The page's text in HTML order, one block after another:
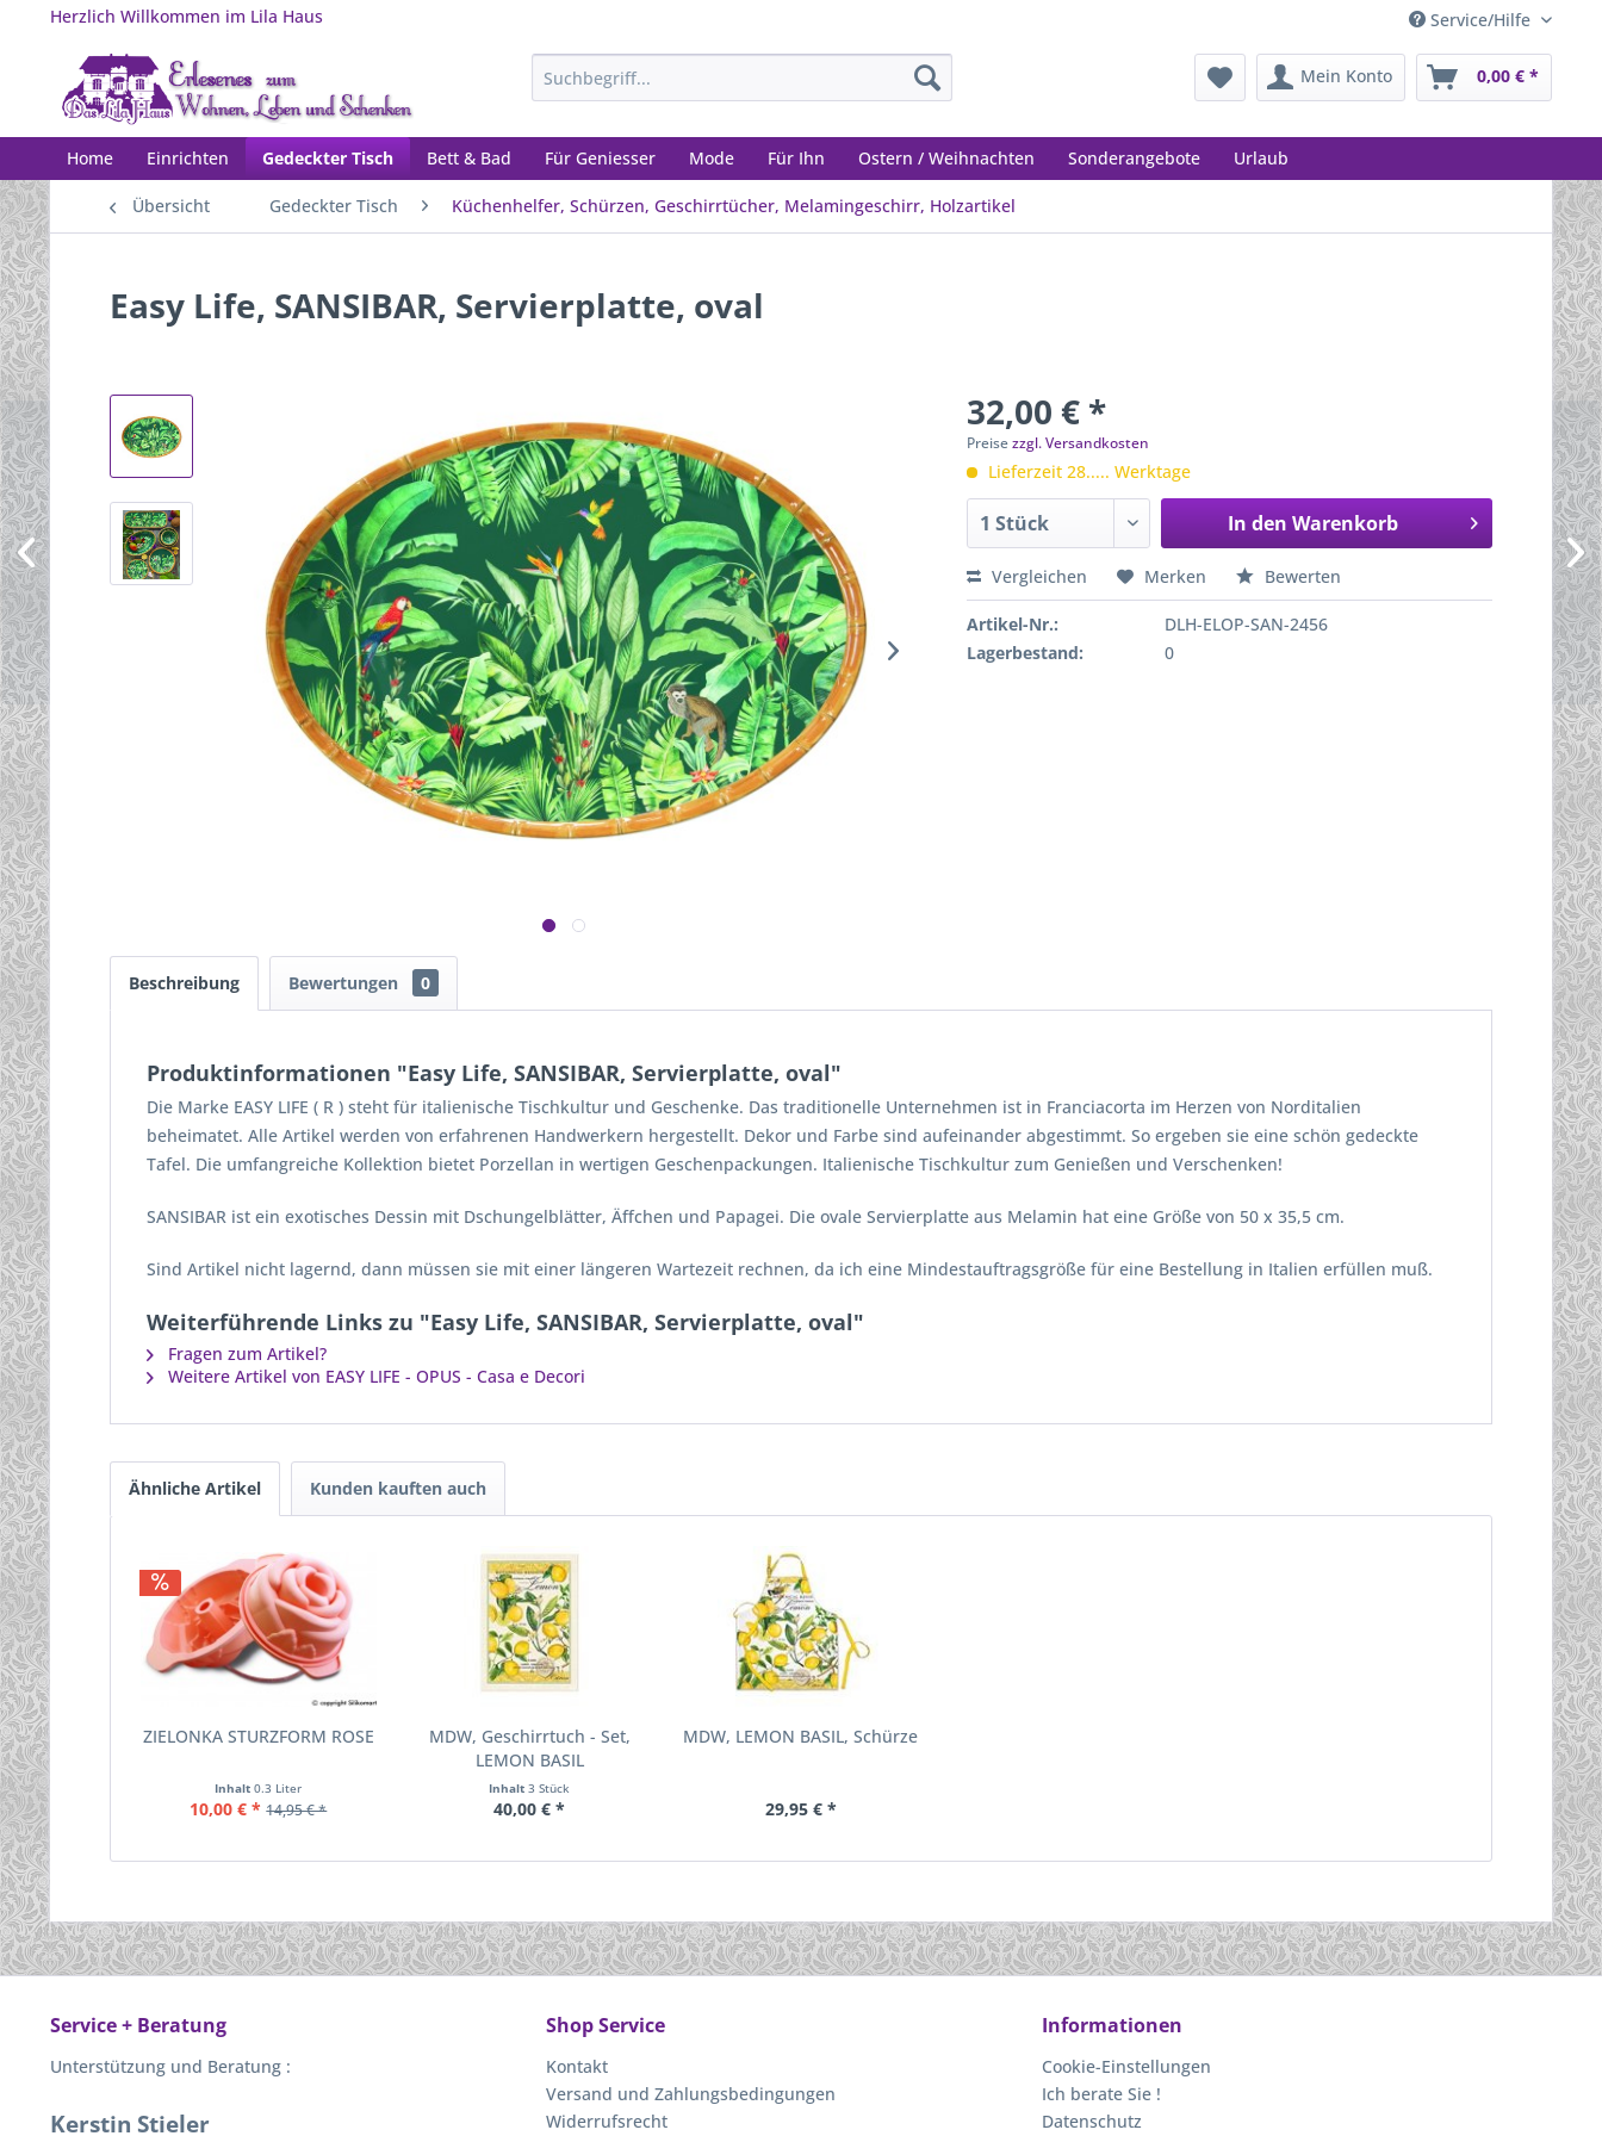
Herzlich Willkommen im Lila Haus Service/Hilfe
Mein Konto 0,00 € *
Home Einrichten Gedeckter Tisch Bett & Bad Für Geniesser Mode Für Ihn Ostern / Weihnachten Sonderangebote Urlaub
Übersicht Gedeckter Tisch Küchenhelfer, Schürzen, Geschirrtücher, Melamingeschirr, Holzartikel
Easy Life, SANSIBAR, Servierplatte, oval
32,00 € *
Preisezzgl. Versandkosten
Lieferzeit 28..... Werktage
In den Warenkorb
Vergleichen Merken Bewerten
Artikel-Nr.:
DLH-ELOP-SAN-2456
Lagerbestand:
0
Beschreibung Bewertungen 0
Produktinformationen "Easy Life, SANSIBAR, Servierplatte, oval"
Die Marke EASY LIFE ( R ) steht für italienische Tischkultur und Geschenke. Das traditionelle Unternehmen ist in Franciacorta im Herzen von Norditalien
beheimatet. Alle Artikel werden von erfahrenen Handwerkern hergestellt. Dekor und Farbe sind aufeinander abgestimmt. So ergeben sie eine schön gedeckte
Tafel. Die umfangreiche Kollektion bietet Porzellan in wertigen Geschenpackungen. Italienische Tischkultur zum Genießen und Verschenken!
SANSIBAR ist ein exotisches Dessin mit Dschungelblätter, Äffchen und Papagei. Die ovale Servierplatte aus Melamin hat eine Größe von 50 x 35,5 cm.
Sind Artikel nicht lagernd, dann müssen sie mit einer längeren Wartezeit rechnen, da ich eine Mindestauftragsgröße für eine Bestellung in Italien erfüllen muß.
Weiterführende Links zu "Easy Life, SANSIBAR, Servierplatte, oval"
Fragen zum Artikel?
Weitere Artikel von EASY LIFE - OPUS - Casa e Decori
Ähnliche Artikel Kunden kauften auch
ZIELONKA STURZFORM ROSE
Inhalt0.3 Liter
10,00 € * 14,95 € *
MDW, Geschirrtuch - Set,
LEMON BASIL
Inhalt3 Stück
40,00 € *
MDW, LEMON BASIL, Schürze
29,95 € *
Service + Beratung
Unterstützung und Beratung :
Kerstin Stieler
Shop Service
Kontakt
Versand und Zahlungsbedingungen
Widerrufsrecht
Informationen
Cookie-Einstellungen
Ich berate Sie !
Datenschutz